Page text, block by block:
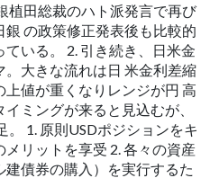
植田総裁のハト派発言で再び
銀 の政策修正発表後も比較的
いる。 2. 引き続き、日米金
大きな流れは日 米金利差縮
値が重くなりレンジが円 高
ミングが来ると見込むが、
。 1. 原則USDポジションをキ
リットを享受 2. 各々の資産
債券の購入）を実行するた